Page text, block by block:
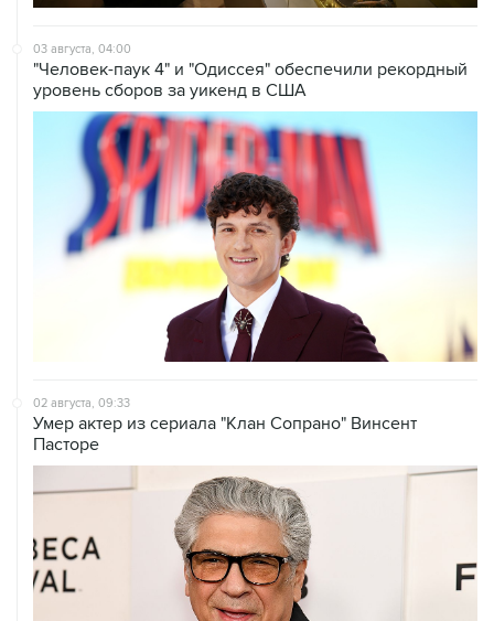
03 августа, 04:00
"Человек-паук 4" и "Одиссея" обеспечили рекордный
уровень сборов за уикенд в США
02 августа, 09:33
Умер актер из сериала "Клан Сопрано" Винсент
Пасторе